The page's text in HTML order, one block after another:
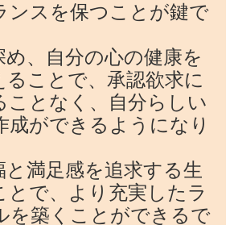
ンスを保つことが鍵で
め、自分の心の健康を
ることで、承認欲求に
ことなく、自分らしい
成ができるようになり
と満足感を追求する生
とで、より充実したラ
を築くことができるで